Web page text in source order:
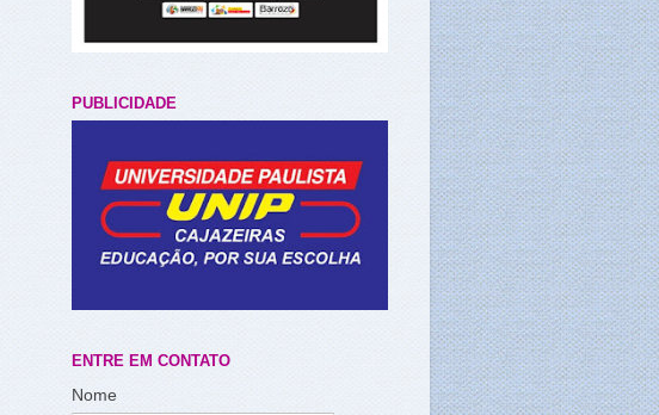
PUBLICIDADE
ENTRE EM CONTATO
Nome